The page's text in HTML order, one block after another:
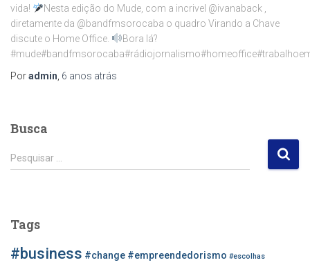
vida!
Nesta edição do Mude, com a incrivel @ivanaback ,
diretamente da @bandfmsorocaba o quadro Virando a Chave
discute o Home Office.
Bora lá?
Poradmin 6 anos atrás
Busca
P
e
a
Pesquisar …
Tags
#business #change #empreendedorismo #escolhas